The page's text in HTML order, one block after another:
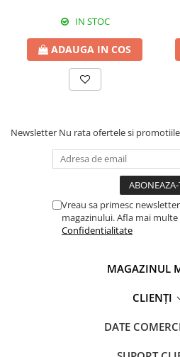
IN STOC
ADAUGA IN COS
Newsletter Nu rata ofertele si
Vreau sa primesc
magazinului. Afla mai multe
Confidentialitate
MAGAZINUL
CLIENȚI
DATE